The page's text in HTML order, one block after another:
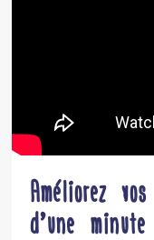
Améliorez
d’une